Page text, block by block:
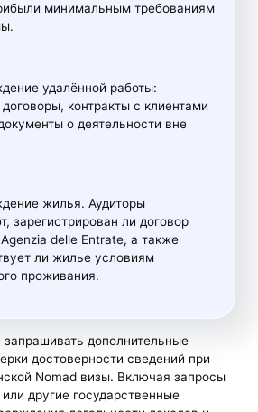
минимальным требованиям
удалённой работы:
контракты с клиентами
о деятельности вне
жилья. Аудиторы
зарегистрирован ли договор
delle Entrate, а также
ли жилье условиям
проживания.
запрашивать дополнительные
достоверности сведений при
Nomad визы. Включая запросы
другие государственные